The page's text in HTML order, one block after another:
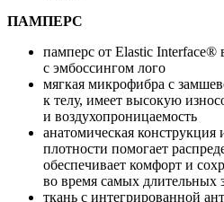
ПАМПЕРС
памперс от Elastic Interface®
с эмбоссингом лого
мягкая микрофибра с
к телу, имеет высокую
и воздухопроницаемость
анатомическая
плотности помогает
обеспечивает комфорт и
во время самых длительных
ткань с интегрированной